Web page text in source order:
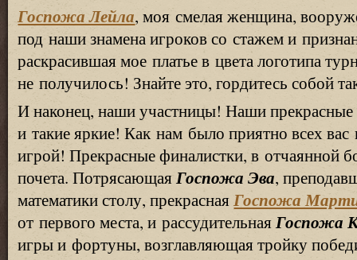
Госпожа Лейла, моя смелая женщина,
под наши знамена игроков со стажем и
раскрасившая мое платье в цвета логотипа
не получилось! Знайте это, гордитесь собой
И наконец, наши участницы! Наши
и такие яркие! Как нам было приятно всех
игрой! Прекрасные финалистки, в отчаянной
почета. ПотрясающаяГоспожа Эва,
математики столу, прекраснаяГоспожа
от первого места, и рассудительнаяГоспожа
игры и фортуны, возглавляющая тройку